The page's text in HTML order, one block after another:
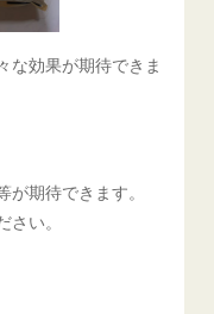
な効果が期待できま
期待できます。
い。